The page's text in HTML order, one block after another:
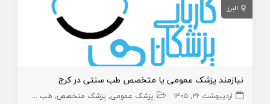
البرز
نیازمند پزشک عمومی یا متخصص طب سنتی در کرج
اردیبهشت ۲۶, ۱۴۰۵ پزشک عمومی پزشک متخصص طب سنتی